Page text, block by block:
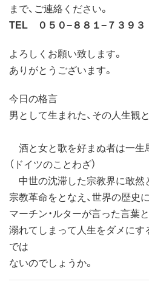
まで、ご連絡ください。
TEL ０５０−８８１−７３９３
よろしくお願い致します。
ありがとうございます。
今日の格言
男として生まれた、その人生観
酒と女と歌を好まぬ者は一生
（ドイツのことわざ）
中世の沈滞した宗教界に敢然
宗教革命をとなえ、世界の歴史
マーチン・ルターが言った言葉
溺れてしまって人生をダメに
では
ないのでしょうか。